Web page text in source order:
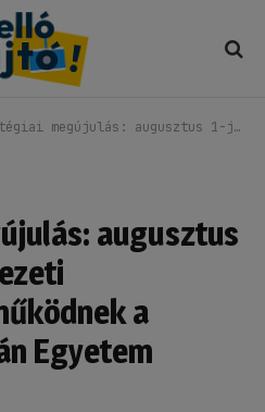
augusztus 1-jétől új szervezeti struktúrában működnek a Széchenyi István Egyetem műszaki karai
augusztus
a
Egyetem